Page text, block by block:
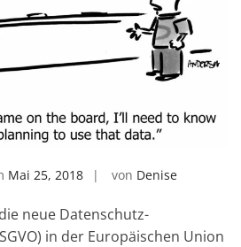
Mai 25, 2018 von Denise
neue Datenschutz-
in der Europäischen Union